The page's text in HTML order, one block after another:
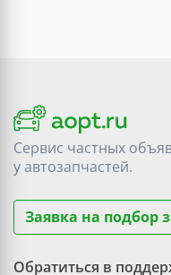
Сервис частных
уавтозапчастей.
Заявка на подбор
Обратиться в